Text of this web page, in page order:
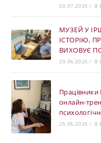
03.07.2026 / 0
МУЗЕЙ У
ІСТОРІЮ,
ВИХОВУЄ
29.06.2026 / 0
Працівники
онлайн-
25.06.2026 / 0